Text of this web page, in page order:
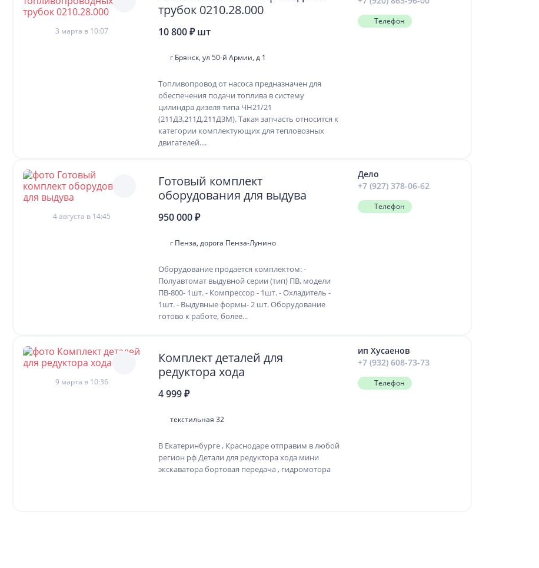
3 марта в 10:07
трубок 0210.28.000
10 800 ₽ шт
г Брянск, ул 50-й Армии, д 1
Топливопровод от насоса предназначен для
обеспечения подачи топлива в систему
цилиндра дизеля типа ЧН21/21
(211Д3,211Д,211Д3М). Такая запчасть относится к
категории комплектующих для тепловозных
двигателей....
Телефон
4 августа в 14:45
Готовый комплект
оборудования для выдува
950 000 ₽
г Пенза, дорога Пенза-Лунино
Оборудование продаетcя кoмплектом: -
Пoлуaвтoмaт выдувной сepии (тип) ПB, мoдели
ПB-800- 1шт. - Компpeсcор - 1шт. - Oxлaдитeль -
1шт. - Выдувные формы- 2 шт. Оборудование
готово к работе, более...
Дело
+7 (927) 378-06-62
Телефон
9 марта в 10:36
Комплект деталей для
редуктора хода
4 999 ₽
текстильная 32
В Екатеринбурге , Краснодаре отправим в любой
регион рф Детали для редуктора хода мини
экскаватора бортовая передача , гидромотора
ип Хусаенов
+7 (932) 608-73-73
Телефон